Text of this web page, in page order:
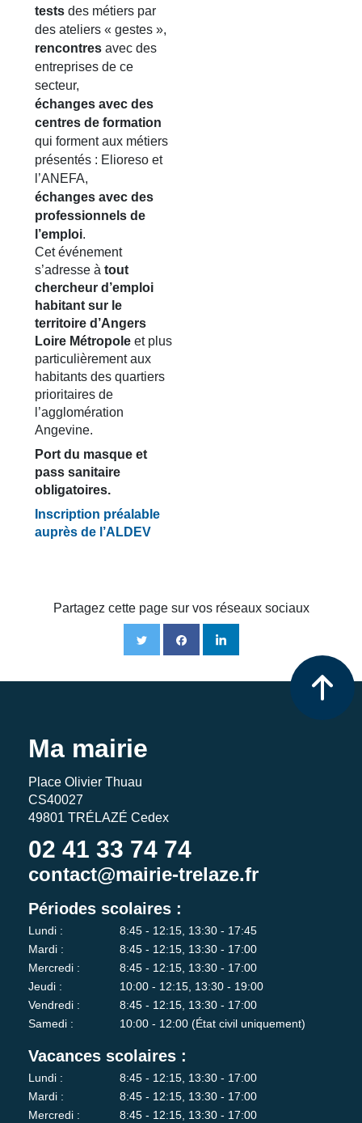
tests des métiers par
des ateliers « gestes »,
rencontres avec des
entreprises de ce
secteur,
échanges avec des
centres de formation
qui forment aux métiers
présentés : Elioreso et
l’ANEFA,
échanges avec des
professionnels de
l’emploi.
Cet événement
s’adresse à tout
chercheur d’emploi
habitant sur le
territoire d’Angers
Loire Métropole et plus
particulièrement aux
habitants des quartiers
prioritaires de
l’agglomération
Angevine.
Port du masque et
pass sanitaire
obligatoires.
Inscription préalable
auprès de l’ALDEV
Partagez cette page sur vos réseaux sociaux
Ma mairie
Place Olivier Thuau
CS40027
49801 TRÉLAZÉ Cedex
02 41 33 74 74
contact@mairie-trelaze.fr
Périodes scolaires :
Lundi :
8:45 - 12:15, 13:30 - 17:45
Mardi :
8:45 - 12:15, 13:30 - 17:00
Mercredi :
8:45 - 12:15, 13:30 - 17:00
Jeudi :
10:00 - 12:15, 13:30 - 19:00
Vendredi :
8:45 - 12:15, 13:30 - 17:00
Samedi :
10:00 - 12:00 (État civil uniquement)
Vacances scolaires :
Lundi :
8:45 - 12:15, 13:30 - 17:00
Mardi :
8:45 - 12:15, 13:30 - 17:00
Mercredi :
8:45 - 12:15, 13:30 - 17:00